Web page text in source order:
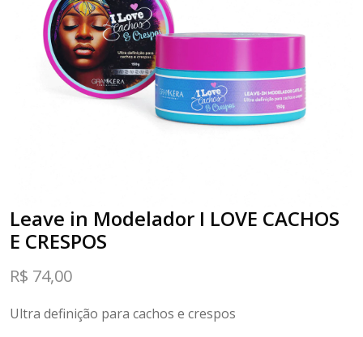
Leave in Modelador I LOVE CACHOS
E CRESPOS
R$ 74,00
Ultra definição para cachos e crespos